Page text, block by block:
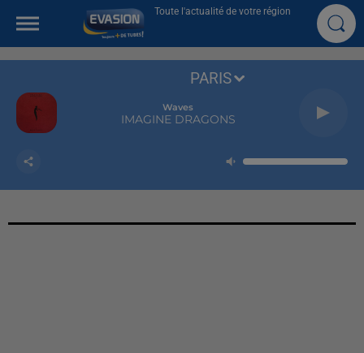
Toute l'actualité de votre région
Waves
IMAGINE DRAGONS
PARIS